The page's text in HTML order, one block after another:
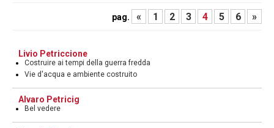
pag. « 1 2 3 4 5 6 »
Livio Petriccione
Costruire ai tempi della guerra fredda
Vie d'acqua e ambiente costruito
Alvaro Petricig
Bel vedere